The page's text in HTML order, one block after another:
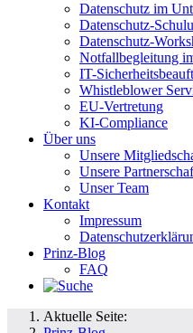
Datenschutz im
Datenschutz-
Datenschutz-
Notfallbegleitung
IT-
Whistleblower
EU-Vertretung
KI-Compliance
Über uns
Unsere
Unsere
Unser Team
Kontakt
Impressum
Prinz-Blog
FAQ
Aktuelle Seite: